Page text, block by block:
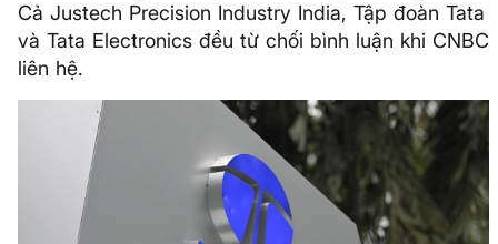
Cả Justech Precision Industry India, Tập đoàn Tata
và Tata Electronics đều từ chối bình luận khi CNBC
liên hệ.